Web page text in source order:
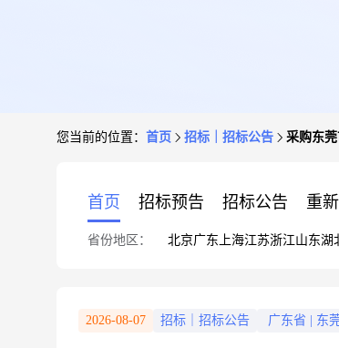
您当前的位置： 首页 招标｜招标公告 采购东
首页 招标预告 招标公告 重
省份地区： 北京广东 上海江苏浙江山东湖
2026-08-07 招标｜招标公告 广东省 东